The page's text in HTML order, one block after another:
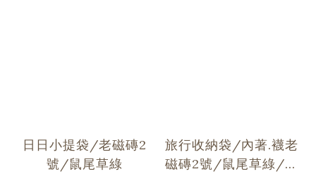
日日小提袋/老磁磚2
號/鼠尾草綠
旅行收納袋/內著.襪老
磁磚2號/鼠尾草綠/經